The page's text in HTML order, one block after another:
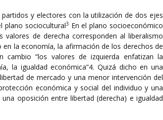
y electores con la utilización de dos ejes
plano sociocultural3 En el plano socioeconómico
de derecha corresponden al liberalismo
la economía, la afirmación de los derechos de
cambio “los valores de izquierda enfatizan la
la igualdad económica”4. Quizá dicho en una
de mercado y una menor intervención del
económica y social del individuo y una
oposición entre libertad (derecha) e igualdad